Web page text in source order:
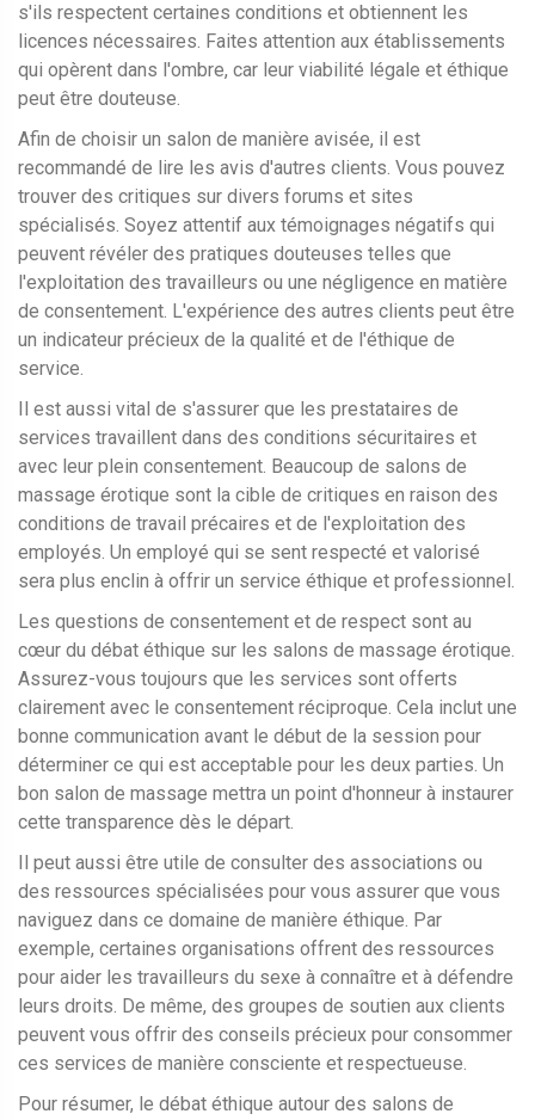
s'ils respectent certaines conditions et obtiennent les
licences nécessaires. Faites attention aux établissements
qui opèrent dans l'ombre, car leur viabilité légale et éthique
peut être douteuse.
Afin de choisir un salon de manière avisée, il est
recommandé de lire les avis d'autres clients. Vous pouvez
trouver des critiques sur divers forums et sites
spécialisés. Soyez attentif aux témoignages négatifs qui
peuvent révéler des pratiques douteuses telles que
l'exploitation des travailleurs ou une négligence en matière
de consentement. L'expérience des autres clients peut être
un indicateur précieux de la qualité et de l'éthique de
service.
Il est aussi vital de s'assurer que les prestataires de
services travaillent dans des conditions sécuritaires et
avec leur plein consentement. Beaucoup de salons de
massage érotique sont la cible de critiques en raison des
conditions de travail précaires et de l'exploitation des
employés. Un employé qui se sent respecté et valorisé
sera plus enclin à offrir un service éthique et professionnel.
Les questions de consentement et de respect sont au
cœur du débat éthique sur les salons de massage érotique.
Assurez-vous toujours que les services sont offerts
clairement avec le consentement réciproque. Cela inclut une
bonne communication avant le début de la session pour
déterminer ce qui est acceptable pour les deux parties. Un
bon salon de massage mettra un point d'honneur à instaurer
cette transparence dès le départ.
Il peut aussi être utile de consulter des associations ou
des ressources spécialisées pour vous assurer que vous
naviguez dans ce domaine de manière éthique. Par
exemple, certaines organisations offrent des ressources
pour aider les travailleurs du sexe à connaître et à défendre
leurs droits. De même, des groupes de soutien aux clients
peuvent vous offrir des conseils précieux pour consommer
ces services de manière consciente et respectueuse.
Pour résumer, le débat éthique autour des salons de